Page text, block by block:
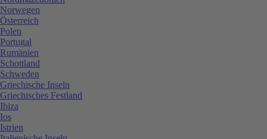
Norwegen
Österreich
Polen
Portugal
Rumänien
Schottland
Schweden
Griechische Inseln
Griechisches Festland
Ibiza
Ios
Istrien